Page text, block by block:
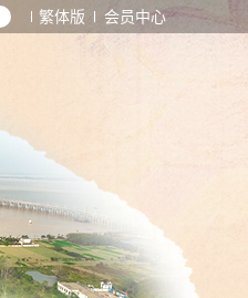
繁体版 会员中心